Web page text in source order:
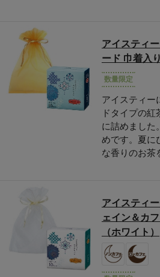
アイスティ
ード 巾着入
数量限定
アイスティー
ドタイプの
に詰めました
めです。夏に
な香りのお茶
アイスティ
ェイン＆カ
（ホワイト）